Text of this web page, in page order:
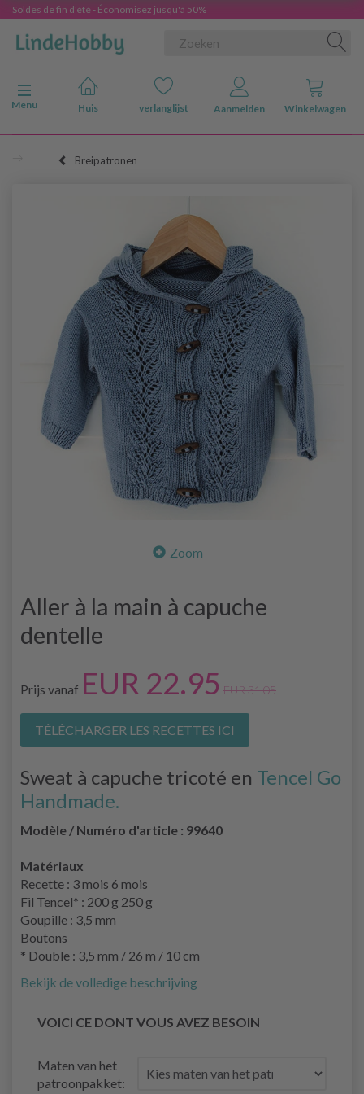
Soldes de fin d'été - Économisez jusqu'à 50%
Navigatie in-/uitschakelen
Menu
Huis verlanglijst Aanmelden Winkelwagen
Breipatronen
Zoom
Aller à la main à capuche
dentelle
Prijs vanaf EUR 22.95 EUR 31.05
TÉLÉCHARGER LES RECETTES ICI
Sweat à capuche tricoté en Tencel Go
Handmade.
Modèle / Numéro d'article : 99640
Matériaux
Recette : 3 mois 6 mois
Fil Tencel* : 200 g 250 g
Goupille : 3,5 mm
Boutons
* Double : 3,5 mm / 26 m / 10 cm
Bekijk de volledige beschrijving
VOICI CE DONT VOUS AVEZ BESOIN
Maten van het
patroonpakket: